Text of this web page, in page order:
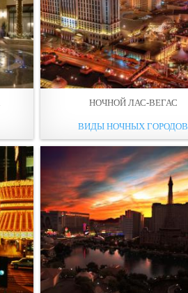
НОЧНОЙ ЛАС-ВЕГАС
ВИДЫ НОЧНЫХ ГОРОДОВ